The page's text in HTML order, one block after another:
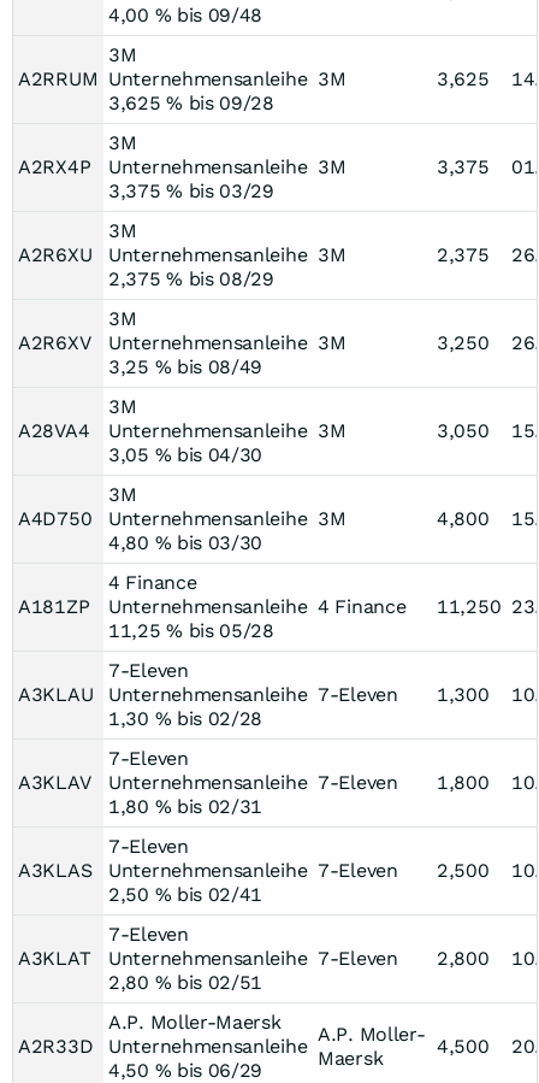
4,00 % bis 09/48
A2RRUM
3M
Unternehmensanleihe
3,625 % bis 09/28
3M 3,625
A2RX4P
3M
Unternehmensanleihe
3,375 % bis 03/29
3M 3,375
A2R6XU
3M
Unternehmensanleihe
2,375 % bis 08/29
3M 2,375
A2R6XV
3M
Unternehmensanleihe
3,25 % bis 08/49
3M 3,250
A28VA4
3M
Unternehmensanleihe
3,05 % bis 04/30
3M 3,050
A4D750
3M
Unternehmensanleihe
4,80 % bis 03/30
3M 4,800
A181ZP
4 Finance
Unternehmensanleihe
11,25 % bis 05/28
4 Finance 11,250
A3KLAU
7-Eleven
Unternehmensanleihe
1,30 % bis 02/28
7-Eleven 1,300
A3KLAV
7-Eleven
Unternehmensanleihe
1,80 % bis 02/31
7-Eleven 1,800
A3KLAS
7-Eleven
Unternehmensanleihe
2,50 % bis 02/41
7-Eleven 2,500
A3KLAT
7-Eleven
Unternehmensanleihe
2,80 % bis 02/51
7-Eleven 2,800
A2R33D
A.P. Moller-Maersk
Unternehmensanleihe
4,50 % bis 06/29
A.P. Moller-
Maersk
4,500